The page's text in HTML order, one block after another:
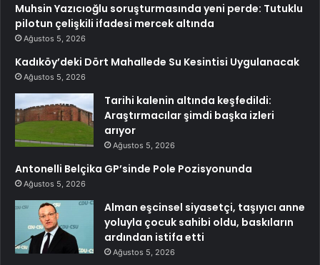
Muhsin Yazıcıoğlu soruşturmasında yeni perde: Tutuklu
pilotun çelişkili ifadesi mercek altında
Ağustos 5, 2026
Kadıköy’deki Dört Mahallede Su Kesintisi Uygulanacak
Ağustos 5, 2026
Tarihi kalenin altında keşfedildi:
Araştırmacılar şimdi başka izleri
arıyor
Ağustos 5, 2026
Antonelli Belçika GP’sinde Pole Pozisyonunda
Ağustos 5, 2026
Alman eşcinsel siyasetçi, taşıyıcı anne
yoluyla çocuk sahibi oldu, baskıların
ardından istifa etti
Ağustos 5, 2026